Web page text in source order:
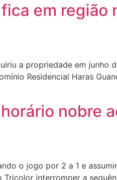
em região
a propriedade em junho
Residencial Haras
nobre
o jogo por 2 a 1 e
interromper a